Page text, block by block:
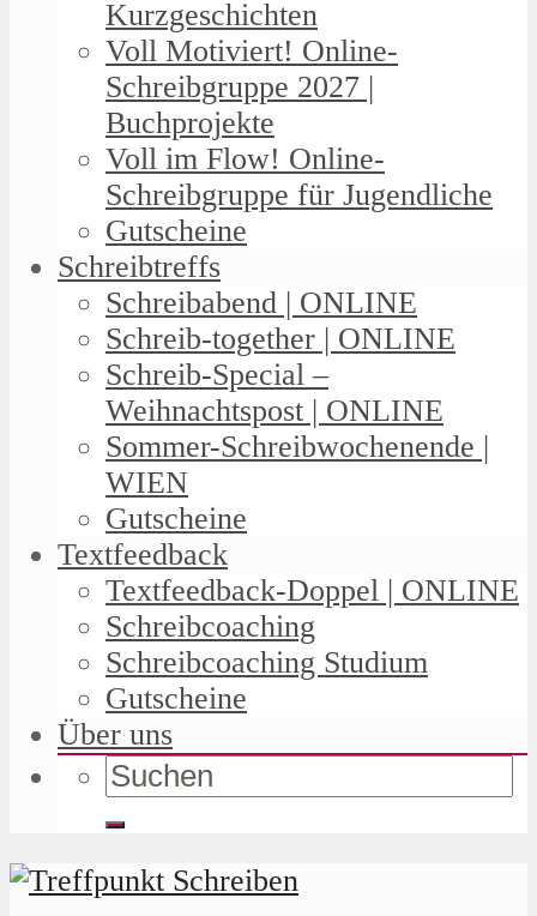
Kurzgeschichten
Voll Motiviert! Online-
Schreibgruppe 2027 |
Buchprojekte
Voll im Flow! Online-
Schreibgruppe für Jugendliche
Gutscheine
Schreibtreffs
Schreibabend | ONLINE
Schreib-together | ONLINE
Schreib-Special –
Weihnachtspost | ONLINE
Sommer-Schreibwochenende |
WIEN
Gutscheine
Textfeedback
Textfeedback-Doppel | ONLINE
Schreibcoaching
Schreibcoaching Studium
Gutscheine
Über uns